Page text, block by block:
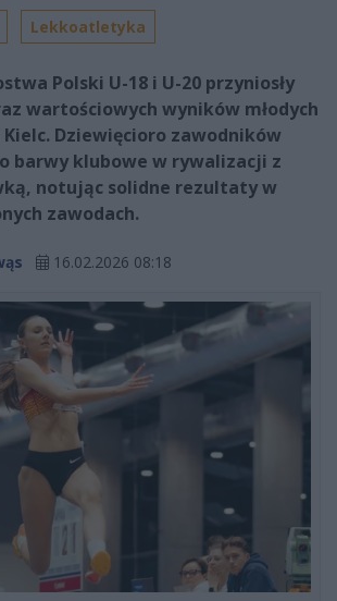
Lekkoatletyka
Polski U-18 i U-20 przyniosły
wartościowych wyników młodych
Dziewięcioro zawodników
barwy klubowe w rywalizacji z
notując solidne rezultaty w
zawodach.
16.02.2026 08:18